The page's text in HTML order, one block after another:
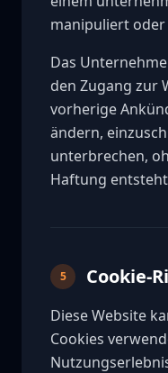
manipuliert
Das
den Zugang zur
vorherige
ändern,
unterbrechen,
Haftung
5 Cookie-
Diese Website
Cookies